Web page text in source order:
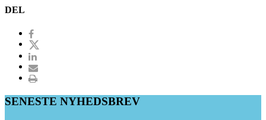
DEL
SENESTE NYHEDSBREV